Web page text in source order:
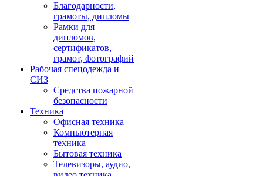
Благодарности,
грамоты, дипломы
Рамки для
дипломов,
сертификатов,
грамот, фотографий
Рабочая спецодежда и
СИЗ
Средства пожарной
безопасности
Техника
Офисная техника
Компьютерная
техника
Бытовая техника
Телевизоры, аудио,